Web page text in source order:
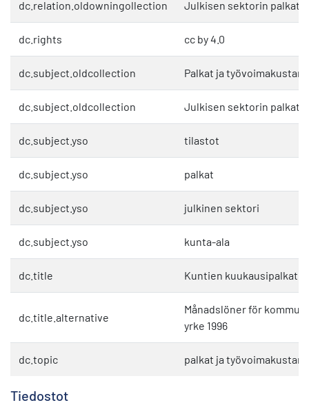
dc.relation.oldowningollection Julkisen sektorin palkat
dc.rights cc by 4.0
dc.subject.oldcollection Palkat ja
dc.subject.oldcollection Julkisen sektorin palkat
dc.subject.yso tilastot
dc.subject.yso palkat
dc.subject.yso julkinen sektori
dc.subject.yso kunta-ala
dc.title Kuntien kuukausipalkat
dc.title.alternative
Månadslöner för
yrke 1996
dc.topic palkat ja
Tiedostot